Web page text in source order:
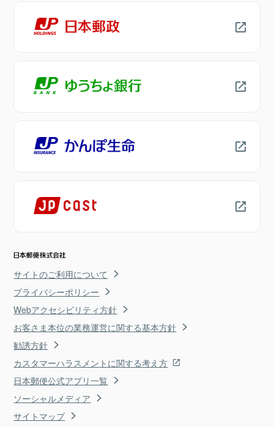
サイトのご利用について
プライバシーポリシー
Webアクセシビリティ方針
お客さま本位の業務運営に関する基本方針
勧誘方針
カスタマーハラスメントに関する考え方
日本郵便公式アプリ一覧
ソーシャルメディア
サイトマップ